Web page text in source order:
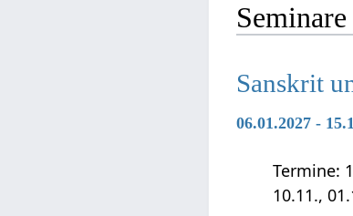
Seminare
Sanskrit
06.01.2027 -
Termine:
10.11.,